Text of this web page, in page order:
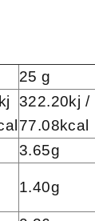
25 g
322.20kj /
77.08kcal
3.65g
1.40g